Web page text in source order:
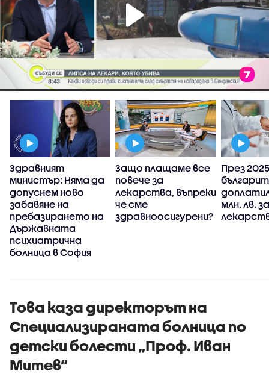
Здравният
министър: Няма да
допуснем ново
забавяне на
пребазирането на
Държавната
психиатрична
болница в София
Защо плащаме все
повече за
лекарства, въпреки
че сме
здравноосигурени?
През
млн. лв. за
Това каза директорът на
Специализираната болница по
детски болести „Проф. Иван
Митев”